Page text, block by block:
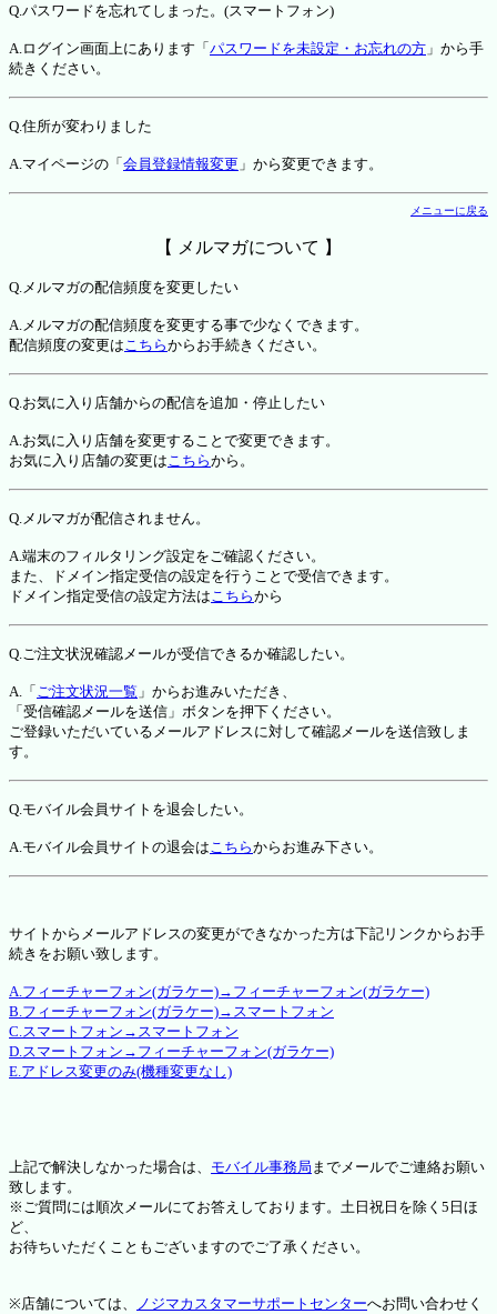
Q.パスワードを忘れてしまった。(スマートフォン)
A.ログイン画面上にあります「 パスワードを未設定・お忘れの方 」から手
続きください。
Q.住所が変わりました
A.マイページの「 会員登録情報変更 」から変更できます。
メニューに戻る
【 メルマガについて 】
Q.メルマガの配信頻度を変更したい
A.メルマガの配信頻度を変更する事で少なくできます。
配信頻度の変更はこちらからお手続きください。
Q.お気に入り店舗からの配信を追加・停止したい
A.お気に入り店舗を変更することで変更できます。
お気に入り店舗の変更はこちらから。
Q.メルマガが配信されません。
A.端末のフィルタリング設定をご確認ください。
また、ドメイン指定受信の設定を行うことで受信できます。
ドメイン指定受信の設定方法はこちらから
Q.ご注文状況確認メールが受信できるか確認したい。
A.「 ご注文状況一覧 」からお進みいただき、
「受信確認メールを送信」ボタンを押下ください。
ご登録いただいているメールアドレスに対して確認メールを送信致しま
す。
Q.モバイル会員サイトを退会したい。
A.モバイル会員サイトの退会はこちらからお進み下さい。
サイトからメールアドレスの変更ができなかった方は下記リンクからお手
続きをお願い致します。
A.フィーチャーフォン(ガラケー)→フィーチャーフォン(ガラケー)
B.フィーチャーフォン(ガラケー)→スマートフォン
C.スマートフォン→スマートフォン
D.スマートフォン→フィーチャーフォン(ガラケー)
E.アドレス変更のみ(機種変更なし)
上記で解決しなかった場合は、 モバイル事務局 までメールでご連絡お願い
致します。
※ご質問には順次メールにてお答えしております。土日祝日を除く5日ほ
ど、
お待ちいただくこともございますのでご了承ください。
※店舗については、 ノジマカスタマーサポートセンターへお問い合わせく